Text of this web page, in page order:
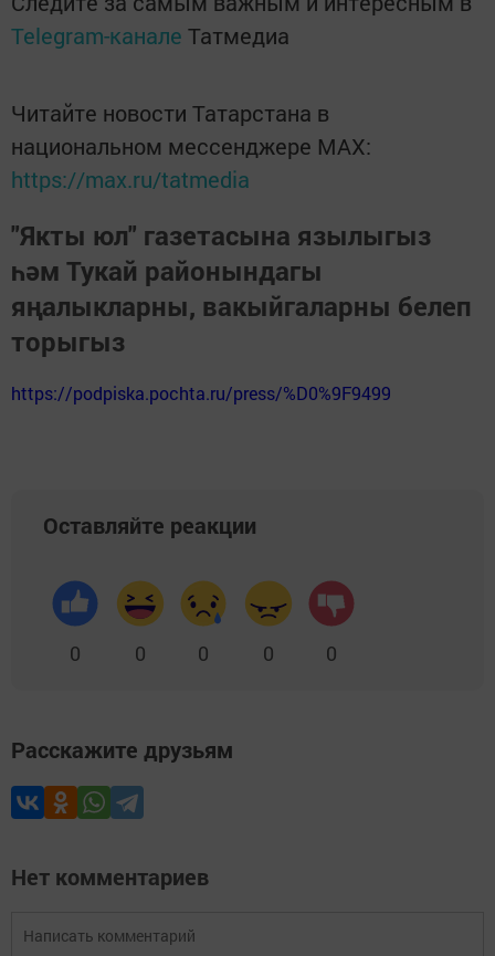
Telegram-канале Татмедиа
Читайте новости Татарстана в
национальном мессенджере MАХ:
https://max.ru/tatmedia
"Якты юл" газетасына язылыгыз
һәм Тукай районындагы
яңалыкларны, вакыйгаларны белеп
торыгыз
https://podpiska.pochta.ru/press/%D0%9F9499
Оставляйте реакции
0 0 0 0 0
Расскажите друзьям
Нет комментариев